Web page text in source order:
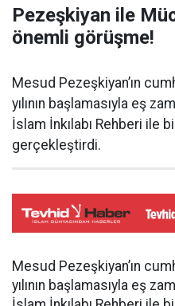
Pezeşkiyan ile
önemli görüşme!
Mesud Pezeşkiyan’ın
yılının başlamasıyla eş
İslam İnkılabı Rehberi ile
gerçekleştirdi.
Mesud Pezeşkiyan’ın
yılının başlamasıyla eş